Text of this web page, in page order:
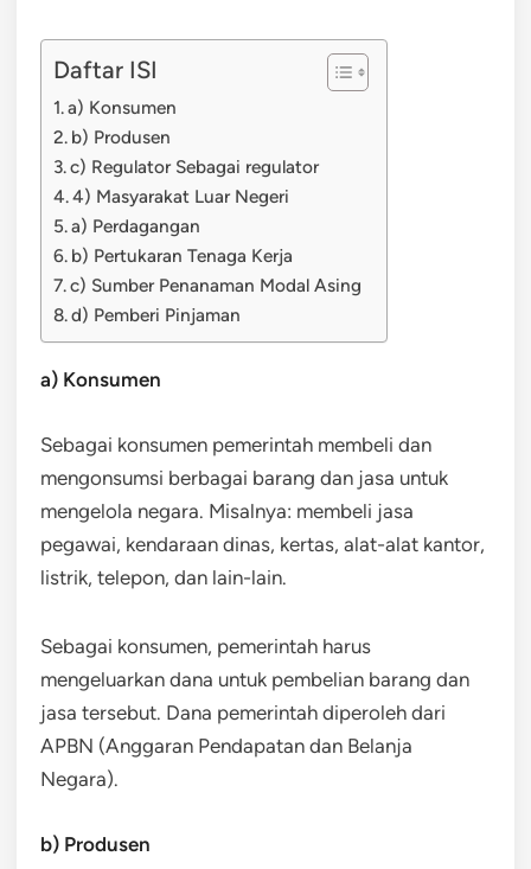
Daftar ISI
a) Konsumen
b) Produsen
c) Regulator Sebagai regulator
4) Masyarakat Luar Negeri
a) Perdagangan
b) Pertukaran Tenaga Kerja
c) Sumber Penanaman Modal Asing
d) Pemberi Pinjaman
a) Konsumen
Sebagai konsumen pemerintah membeli dan
mengonsumsi berbagai barang dan jasa untuk
mengelola negara. Misalnya: membeli jasa
pegawai, kendaraan dinas, kertas, alat-alat kantor,
listrik, telepon, dan lain-lain.
Sebagai konsumen, pemerintah harus
mengeluarkan dana untuk pembelian barang dan
jasa tersebut. Dana pemerintah diperoleh dari
APBN (Anggaran Pendapatan dan Belanja
Negara).
b) Produsen